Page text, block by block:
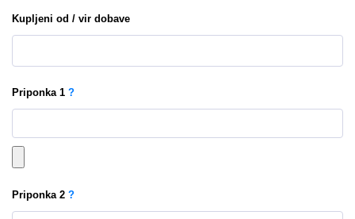
Kupljeni od / vir dobave
Priponka 1 ?
Priponka 2 ?